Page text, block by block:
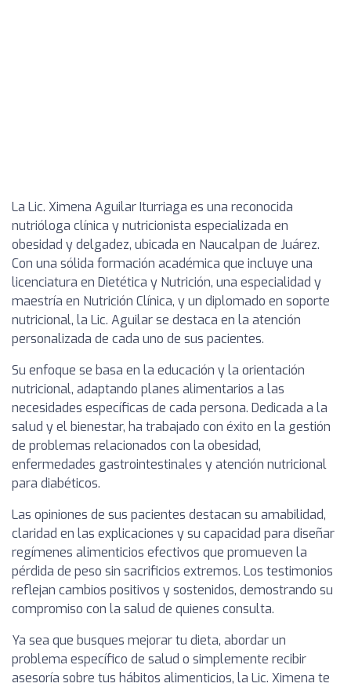
La Lic. Ximena Aguilar Iturriaga es una reconocida
nutrióloga clínica y nutricionista especializada en
obesidad y delgadez, ubicada en Naucalpan de Juárez.
Con una sólida formación académica que incluye una
licenciatura en Dietética y Nutrición, una especialidad y
maestría en Nutrición Clínica, y un diplomado en soporte
nutricional, la Lic. Aguilar se destaca en la atención
personalizada de cada uno de sus pacientes.
Su enfoque se basa en la educación y la orientación
nutricional, adaptando planes alimentarios a las
necesidades específicas de cada persona. Dedicada a la
salud y el bienestar, ha trabajado con éxito en la gestión
de problemas relacionados con la obesidad,
enfermedades gastrointestinales y atención nutricional
para diabéticos.
Las opiniones de sus pacientes destacan su amabilidad,
claridad en las explicaciones y su capacidad para diseñar
regímenes alimenticios efectivos que promueven la
pérdida de peso sin sacrificios extremos. Los testimonios
reflejan cambios positivos y sostenidos, demostrando su
compromiso con la salud de quienes consulta.
Ya sea que busques mejorar tu dieta, abordar un
problema específico de salud o simplemente recibir
asesoría sobre tus hábitos alimenticios, la Lic. Ximena te